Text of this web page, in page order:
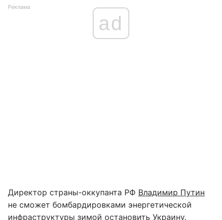
Реклама
ad
Директор страны-оккупанта РФ Владимир Путин
не сможет бомбардировками энергетической
инфраструктуры зимой остановить Украину.